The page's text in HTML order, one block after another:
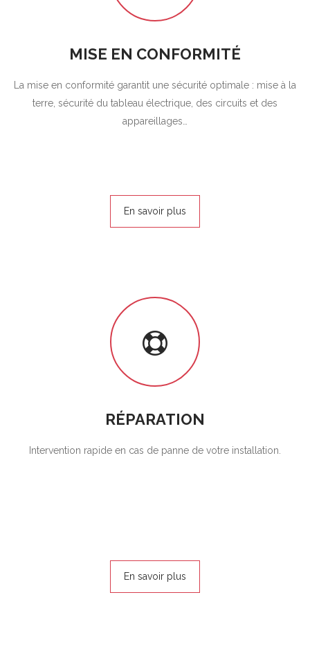
MISE EN CONFORMITÉ
La mise en conformité garantit une sécurité optimale : mise à la
terre, sécurité du tableau électrique, des circuits et des
appareillages…
En savoir plus
RÉPARATION
Intervention rapide en cas de panne de votre installation.
En savoir plus